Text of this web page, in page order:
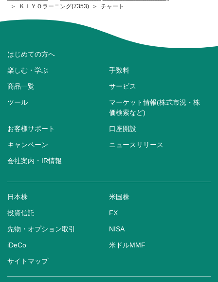
ＫＩＹＯラーニング(7353)
チャート
はじめての方へ
楽しむ・学ぶ 手数料
商品一覧 サービス
ツール
マーケット情報(株式市況・株
価検索など)
お客様サポート 口座開設
キャンペーン ニュースリリース
会社案内・IR情報
日本株 米国株
投資信託 FX
先物・オプション取引 NISA
iDeCo 米ドルMMF
サイトマップ